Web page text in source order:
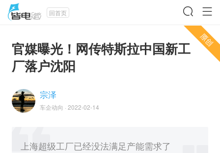
回首页
官媒曝光！网传特斯拉中国新工
厂落户沈阳
宗泽
车企动向 · 2022-02-14
上海超级工厂已经没法满足产能需求了